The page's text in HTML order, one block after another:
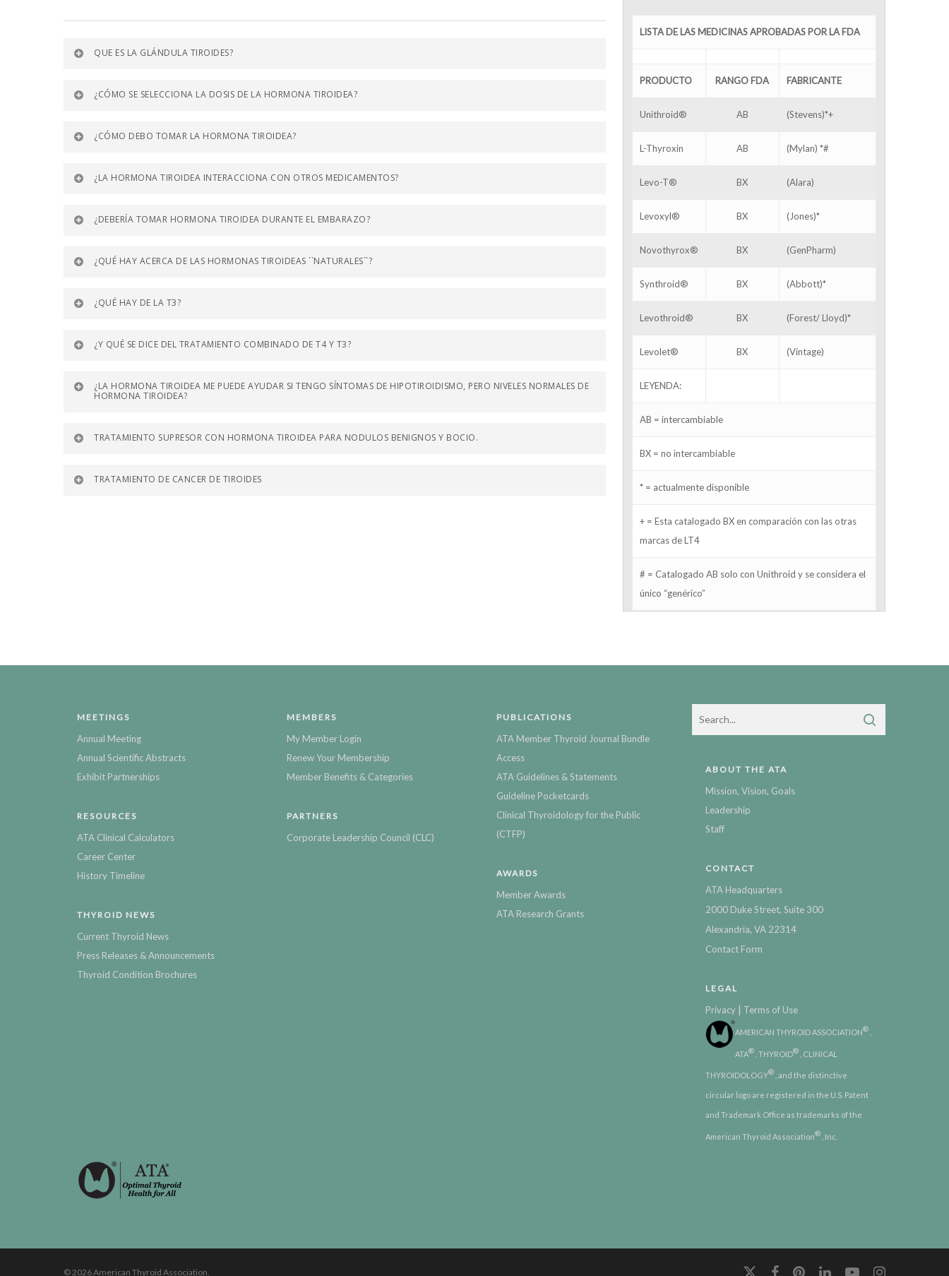
QUE ES LA GLÁNDULA TIROIDES?
¿CÓMO SE SELECCIONA LA DOSIS DE LA HORMONA TIROIDEA?
¿CÓMO DEBO TOMAR LA HORMONA TIROIDEA?
¿LA HORMONA TIROIDEA INTERACCIONA CON OTROS MEDICAMENTOS?
¿DEBERÍA TOMAR HORMONA TIROIDEA DURANTE EL EMBARAZO?
¿QUÉ HAY ACERCA DE LAS HORMONAS TIROIDEAS ``NATURALES``?
¿QUÉ HAY DE LA T3?
¿Y QUÉ SE DICE DEL TRATAMIENTO COMBINADO DE T4 Y T3?
¿LA HORMONA TIROIDEA ME PUEDE AYUDAR SI TENGO SÍNTOMAS DE HIPOTIROIDISMO, PERO NIVELES NORMALES DE
HORMONA TIROIDEA?
TRATAMIENTO SUPRESOR CON HORMONA TIROIDEA PARA NODULOS BENIGNOS Y BOCIO.
TRATAMIENTO DE CANCER DE TIROIDES
LISTA DE LAS MEDICINAS APROBADAS POR LA FDA
PRODUCTO RANGO FDA FABRICANTE
Unithroid® AB (Stevens)*+
L-Thyroxin AB (Mylan) *#
Levo-T® BX (Alara)
Levoxyl® BX (Jones)*
Novothyrox® BX (GenPharm)
Synthroid® BX (Abbott)*
Levothroid® BX (Forest/ Lloyd)*
Levolet® BX (Vintage)
LEYENDA:
AB = intercambiable
BX = no intercambiable
* = actualmente disponible
+ = Esta catalogado BX en comparación con las otras
marcas de LT4
# = Catalogado AB solo con Unithroid y se considera el
único “genérico”
MEETINGS
Annual Meeting
Annual Scientific Abstracts
Exhibit Partnerships
RESOURCES
ATA Clinical Calculators
Career Center
History Timeline
THYROID NEWS
Current Thyroid News
Press Releases & Announcements
Thyroid Condition Brochures
MEMBERS
My Member Login
Renew Your Membership
Member Benefits & Categories
PARTNERS
Corporate Leadership Council (CLC)
PUBLICATIONS
ATA Member Thyroid Journal Bundle
Access
ATA Guidelines & Statements
Guideline Pocketcards
Clinical Thyroidology for the Public
(CTFP)
AWARDS
Member Awards
ATA Research Grants
ABOUT THE ATA
Mission, Vision, Goals
Leadership
Staff
CONTACT
ATA Headquarters
2000 Duke Street, Suite 300
Alexandria, VA 22314
Contact Form
LEGAL
Privacy | Terms of Use
AMERICAN THYROID ASSOCIATION®
ATA® , THYROID® , CLINICAL
THYROIDOLOGY® , and the distinctive
circular logo are registered in the U.S. Patent
and Trademark Office as trademarks of the
American Thyroid Association® , Inc.
© 2026 American Thyroid Association.